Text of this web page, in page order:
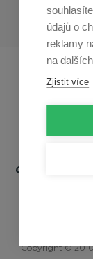
údajů o
reklamy
na
Zjistit více
Copyright ©